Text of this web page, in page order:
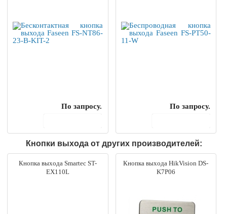
По запросу.
По запросу.
Кнопки выхода от других производителей:
Кнопка выхода Smartec ST-
EX110L
Кнопка выхода HikVision DS-
K7P06